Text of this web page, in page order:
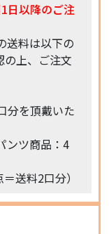
日以降のご注
送料は以下の
の上、ご注文
分を頂戴いた
ンツ商品：4
送料2口分）